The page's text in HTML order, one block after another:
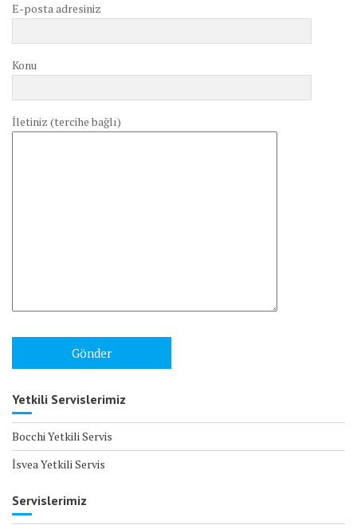
E-posta adresiniz
Konu
İletiniz (tercihe bağlı)
Yetkili Servislerimiz
Bocchi Yetkili Servis
İsvea Yetkili Servis
Servislerimiz